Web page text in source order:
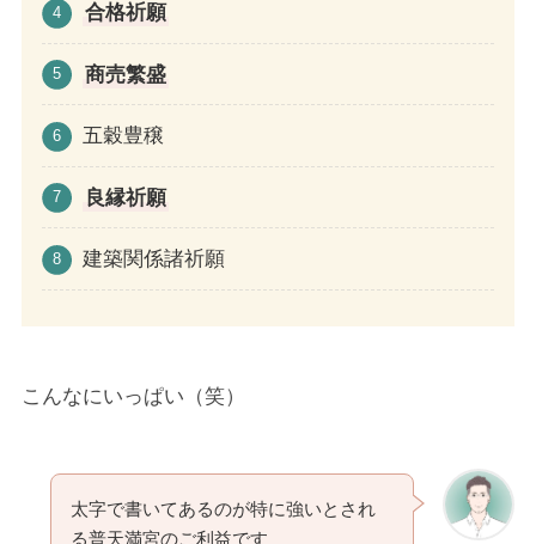
合格祈願
商売繁盛
五穀豊穣
良縁祈願
建築関係諸祈願
こんなにいっぱい（笑）
太字で書いてあるのが特に強いとされ
る普天満宮のご利益です